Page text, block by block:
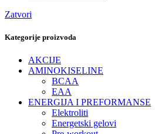
Zatvori
Kategorije proizvoda
AKCIJE
AMINOKISELINE
BCAA
EAA
ENERGIJA I PREFORMANSE
Elektroliti
Energetski gelovi